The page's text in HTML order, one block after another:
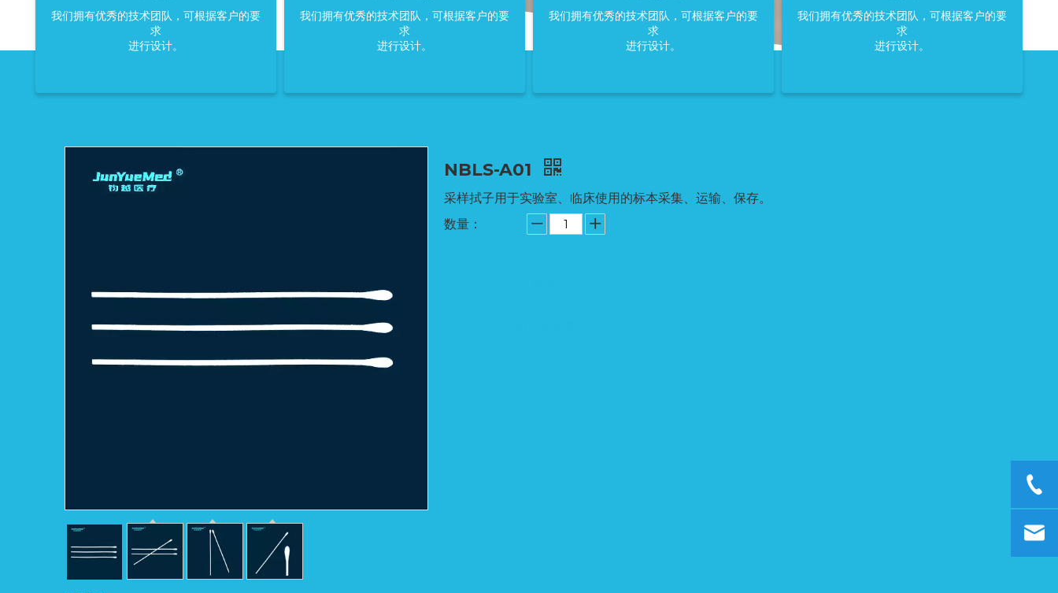
我们拥有优秀的技术团队，可根据客户的要
求
进行设计。
我们拥有优秀的技术团队，可根据客户的要
求
进行设计。
我们拥有优秀的技术团队，可根据客户的要
求
进行设计。
我们拥有优秀的技术团队，可根据客户的要
求
进行设计。
NBLS-A01
采样拭子用于实验室、临床使用的标本采集、运输、保存。
数量：